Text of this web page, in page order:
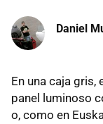
Daniel
En una caja
panel luminoso
o, como en